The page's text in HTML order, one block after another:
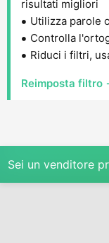
risultati migliori
Utilizza parole
Controlla
Riduci i filtri,
Reimposta filtro
Sei un venditore